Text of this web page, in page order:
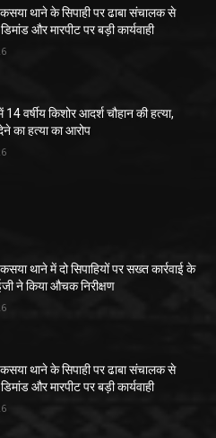
थाने के सिपाही पर ढाबा संचालक से
और मारपीट पर बड़ी कार्यवाही
वर्षीय किशोर आदर्श चौहान की हत्या,
का हत्या का आरोप
थाने में दो सिपाहियों पर सख्त कार्रवाई के
ने किया औचक निरीक्षण
थाने के सिपाही पर ढाबा संचालक से
और मारपीट पर बड़ी कार्यवाही